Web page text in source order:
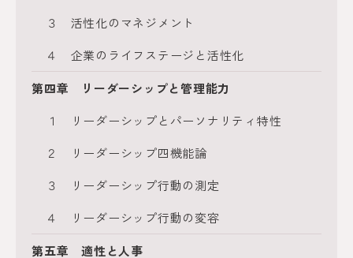
３ 活性化のマネジメント
４ 企業のライフステージと活性化
第四章 リーダーシップと管理能力
１ リーダーシップとパーソナリティ特性
２ リーダーシップ四機能論
３ リーダーシップ行動の測定
４ リーダーシップ行動の変容
第五章 適性と人事